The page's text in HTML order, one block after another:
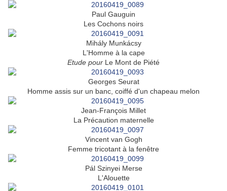
Paul Gauguin
Les Cochons noirs
Mihály Munkácsy
L'Homme à la cape
Etude pour Le Mont de Piété
Georges Seurat
Homme assis sur un banc, coiffé d'un chapeau melon
Jean-François Millet
La Précaution maternelle
Vincent van Gogh
Femme tricotant à la fenêtre
Pál Szinyei Merse
L'Alouette